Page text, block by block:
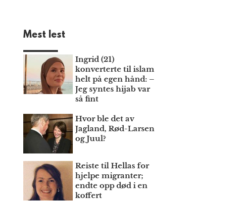
Mest lest
Ingrid (21)
konverterte til islam
helt på egen hånd: –
Jeg syntes hijab var
så fint
Hvor ble det av
Jagland, Rød-Larsen
og Juul?
Reiste til Hellas for
hjelpe migranter;
endte opp død i en
koffert